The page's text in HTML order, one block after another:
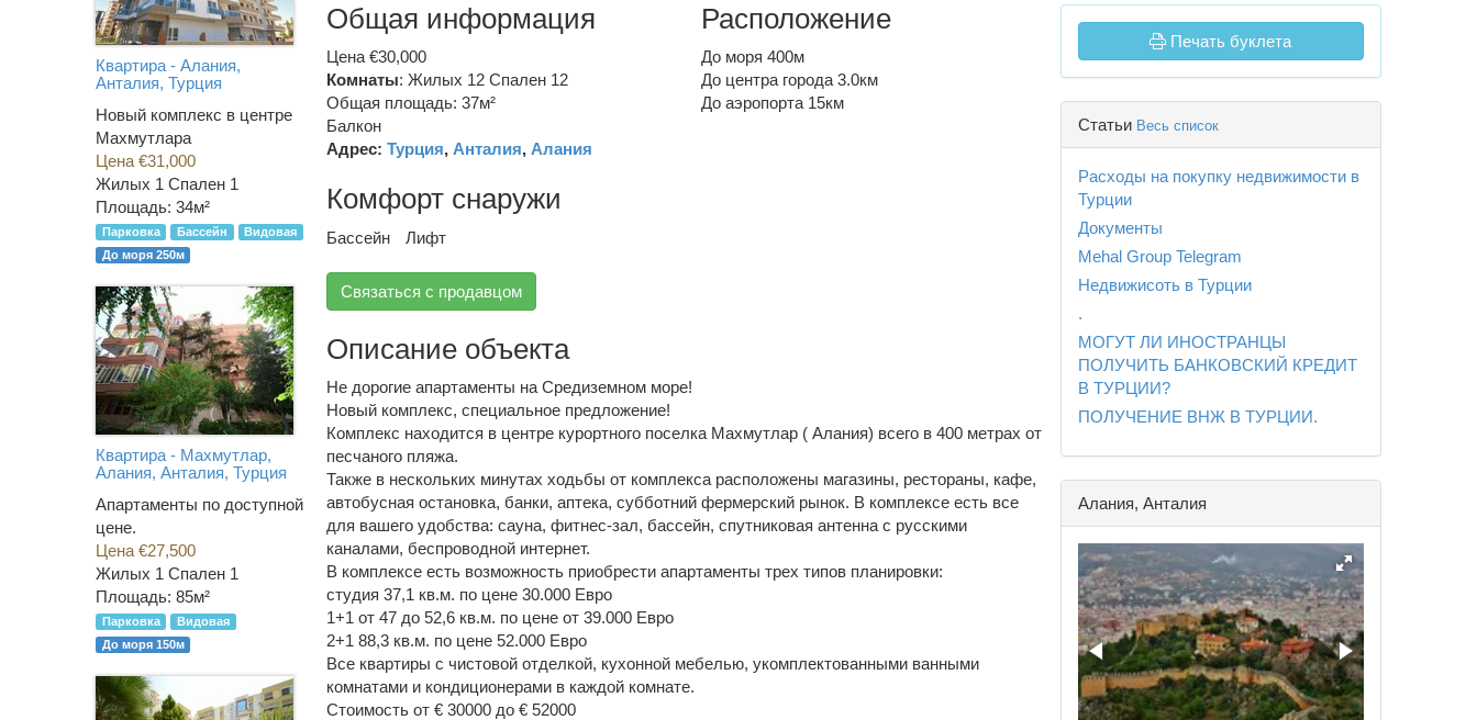
Общая информация
Цена €30,000
Комнаты: Жилых 12 Спален 12
Общая площадь: 37м²
Балкон
Адрес: Турция, Анталия, Алания
Расположение
До моря 400м
До центра города 3.0км
До аэропорта 15км
Комфорт снаружи
Бассейн Лифт
Связаться с продавцом
Описание объекта
Не дорогие апартаменты на Средиземном море!
Новый комплекс, специальное предложение!
Комплекс находится в центре курортного поселка Махмутлар ( Алания) всего в 400 метрах от
песчаного пляжа.
Также в нескольких минутах ходьбы от комплекса расположены магазины, рестораны, кафе,
автобусная остановка, банки, аптека, субботний фермерский рынок. В комплексе есть все
для вашего удобства: сауна, фитнес-зал, бассейн, спутниковая антенна с русскими
каналами, беспроводной интернет.
В комплексе есть возможность приобрести апартаменты трех типов планировки:
студия 37,1 кв.м. по цене 30.000 Евро
1+1 от 47 до 52,6 кв.м. по цене от 39.000 Евро
2+1 88,3 кв.м. по цене 52.000 Евро
Все квартиры с чистовой отделкой, кухонной мебелью, укомплектованными ванными
комнатами и кондиционерами в каждой комнате.
Стоимость от € 30000 до € 52000
Печать буклета
Статьи Весь список
Расходы на покупку недвижимости в
Турции
Документы
Mehal Group Telegram
Недвижисоть в Турции
.
МОГУТ ЛИ ИНОСТРАНЦЫ
ПОЛУЧИТЬ БАНКОВСКИЙ КРЕДИТ
В ТУРЦИИ?
ПОЛУЧЕНИЕ ВНЖ В ТУРЦИИ.
Алания, Анталия
Квартира - Алания,
Анталия, Турция
Новый комплекс в центре
Махмутлара
Цена €31,000
Жилых 1 Спален 1
Площадь: 34м²
Парковка Бассейн
Видовая
До моря 250м
Квартира - Махмутлар,
Алания, Анталия, Турция
Апартаменты по доступной
цене.
Цена €27,500
Жилых 1 Спален 1
Площадь: 85м²
Парковка
Видовая
До моря 150м